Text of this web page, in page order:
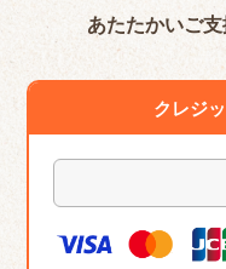
あたたかいご
クレジ